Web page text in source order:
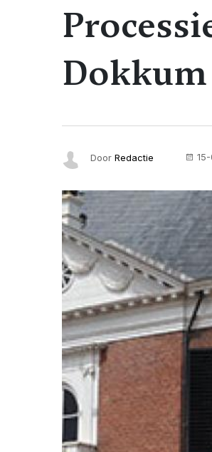
Dokkum
Door Redactie